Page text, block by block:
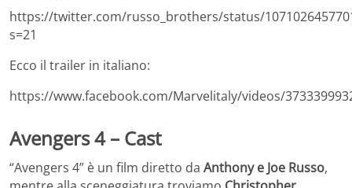
https://twitter.com/russo_brothers/status/
s=21
Ecco il trailer in italiano:
https://www.facebook.com/Marvelitaly/videos/
Avengers 4 – Cast
“Avengers 4” è un film diretto da Anthony e Joe Russo,